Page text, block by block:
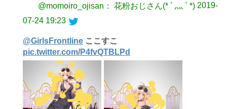
@momoiro_ojisan： 花粉おじさん(* ´ 灬 ` *) 2019-
07-24 19:23
@GirlsFrontline ここすこ
pic.twitter.com/P4fvQTBLPd